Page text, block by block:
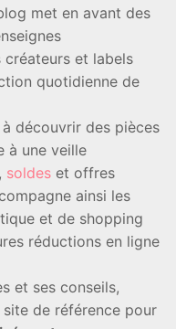
met en avant des
créateurs et labels
quotidienne de
découvrir des pièces
à une veille
soldes et offres
ainsi les
et de shopping
réductions en ligne
et ses conseils,
de référence pour